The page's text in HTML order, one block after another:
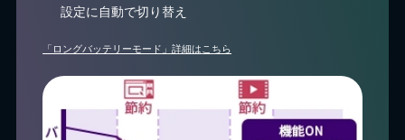
設定に自動で切り替え
「ロングバッテリーモード」詳細はこちら